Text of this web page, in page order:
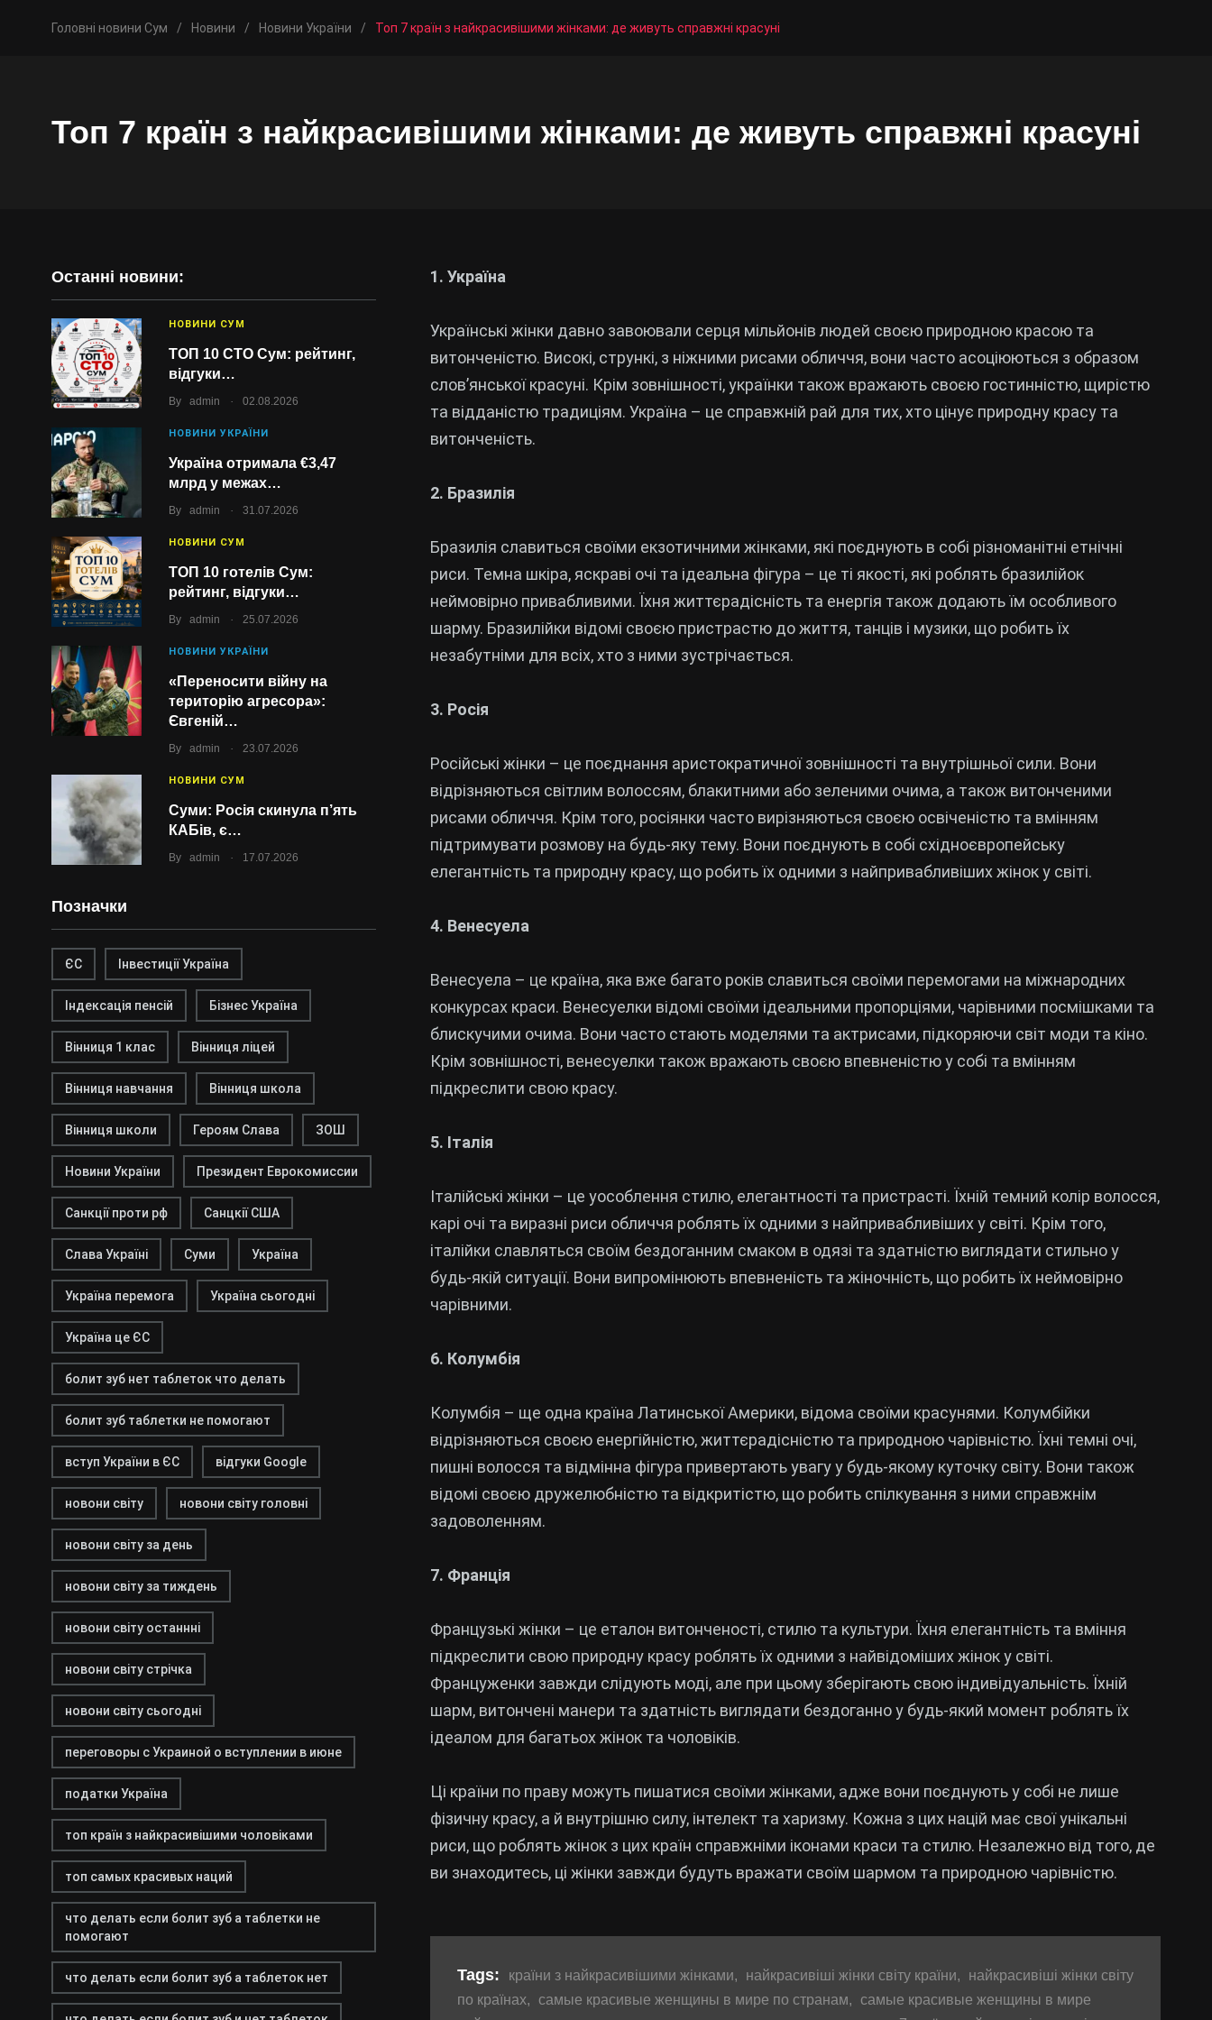
Головні новини Сум / Новини / Новини України / Топ 7 країн з найкрасивішими жінками: де живуть справжні красуні
Топ 7 країн з найкрасивішими жінками: де живуть справжні красуні
Останні новини:
НОВИНИ СУМ
ТОП 10 СТО Сум: рейтинг,
відгуки…
By admin . 02.08.2026
НОВИНИ УКРАЇНИ
Україна отримала €3,47
млрд у межах…
By admin . 31.07.2026
НОВИНИ СУМ
ТОП 10 готелів Сум:
рейтинг, відгуки…
By admin . 25.07.2026
НОВИНИ УКРАЇНИ
«Переносити війну на
територію агресора»:
Євгеній…
By admin . 23.07.2026
НОВИНИ СУМ
Суми: Росія скинула п’ять
КАБів, є…
By admin . 17.07.2026
Позначки
ЄС Інвестиції Україна
Індексація пенсій Бізнес Україна
Вінниця 1 клас Вінниця ліцей
Вінниця навчання Вінниця школа
Вінниця школи Героям Слава ЗОШ
Новини України Президент Еврокомиссии
Санкції проти рф Санцкії США
Слава Україні Суми Україна
Україна перемога Україна сьогодні
Україна це ЄС
болит зуб нет таблеток что делать
болит зуб таблетки не помогают
вступ України в ЄС відгуки Google
новони світу новони світу головні
новони світу за день
новони світу за тиждень
новони світу останнні
новони світу стрічка
новони світу сьогодні
переговоры с Украиной о вступлении в июне
податки Україна
топ країн з найкрасивішими чоловіками
топ самых красивых наций
что делать если болит зуб а таблетки не
помогают
что делать если болит зуб а таблеток нет
1. Україна
Українські жінки давно завоювали серця мільйонів людей своєю природною красою та
витонченістю. Високі, стрункі, з ніжними рисами обличчя, вони часто асоціюються з образом
слов’янської красуні. Крім зовнішності, українки також вражають своєю гостинністю, щирістю
та відданістю традиціям. Україна – це справжній рай для тих, хто цінує природну красу та
витонченість.
2. Бразилія
Бразилія славиться своїми екзотичними жінками, які поєднують в собі різноманітні етнічні
риси. Темна шкіра, яскраві очі та ідеальна фігура – це ті якості, які роблять бразилійок
неймовірно привабливими. Їхня життєрадісність та енергія також додають їм особливого
шарму. Бразилійки відомі своєю пристрастю до життя, танців і музики, що робить їх
незабутніми для всіх, хто з ними зустрічається.
3. Росія
Російські жінки – це поєднання аристократичної зовнішності та внутрішньої сили. Вони
відрізняються світлим волоссям, блакитними або зеленими очима, а також витонченими
рисами обличчя. Крім того, росіянки часто вирізняються своєю освіченістю та вмінням
підтримувати розмову на будь-яку тему. Вони поєднують в собі східноєвропейську
елегантність та природну красу, що робить їх одними з найпривабливіших жінок у світі.
4. Венесуела
Венесуела – це країна, яка вже багато років славиться своїми перемогами на міжнародних
конкурсах краси. Венесуелки відомі своїми ідеальними пропорціями, чарівними посмішками та
блискучими очима. Вони часто стають моделями та актрисами, підкоряючи світ моди та кіно.
Крім зовнішності, венесуелки також вражають своєю впевненістю у собі та вмінням
підкреслити свою красу.
5. Італія
Італійські жінки – це уособлення стилю, елегантності та пристрасті. Їхній темний колір волосся,
карі очі та виразні риси обличчя роблять їх одними з найпривабливіших у світі. Крім того,
італійки славляться своїм бездоганним смаком в одязі та здатністю виглядати стильно у
будь-якій ситуації. Вони випромінюють впевненість та жіночність, що робить їх неймовірно
чарівними.
6. Колумбія
Колумбія – ще одна країна Латинської Америки, відома своїми красунями. Колумбійки
відрізняються своєю енергійністю, життєрадісністю та природною чарівністю. Їхні темні очі,
пишні волосся та відмінна фігура привертають увагу у будь-якому куточку світу. Вони також
відомі своєю дружелюбністю та відкритістю, що робить спілкування з ними справжнім
задоволенням.
7. Франція
Французькі жінки – це еталон витонченості, стилю та культури. Їхня елегантність та вміння
підкреслити свою природну красу роблять їх одними з найвідоміших жінок у світі.
Француженки завжди слідують моді, але при цьому зберігають свою індивідуальність. Їхній
шарм, витончені манери та здатність виглядати бездоганно у будь-який момент роблять їх
ідеалом для багатьох жінок та чоловіків.
Ці країни по праву можуть пишатися своїми жінками, адже вони поєднують у собі не лише
фізичну красу, а й внутрішню силу, інтелект та харизму. Кожна з цих націй має свої унікальні
риси, що роблять жінок з цих країн справжніми іконами краси та стилю. Незалежно від того, де
ви знаходитесь, ці жінки завжди будуть вражати своїм шармом та природною чарівністю.
Tags: країни з найкрасивішими жінками, найкрасивіші жінки світу країни,
найкрасивіші жінки світу
по країнах, самые красивые женщины в мире по странам,
самые красивые женщины в мире